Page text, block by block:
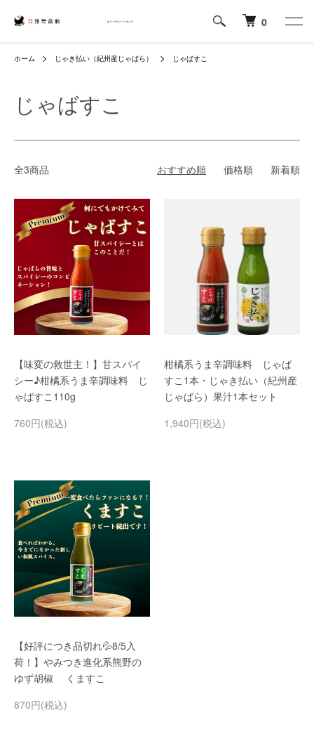
0
ホーム じゃき払い（紀州産じゃばら） じゃばすこ
じゃばすこ
全3商品 おすすめ順 価格順 新着順
【味変の救世主！】甘スパイ
シー♪柑橘系うま辛調味料 じ
ゃばすこ110g
760円(税込)
柑橘系うま辛調味料 じゃば
すこ1本・じゃき払い（紀州産
じゃばら）果汁1本セット
1,940円(税込)
【好評につき品切れ💦8/5入
荷！】やみつき進化系熊野の
ゆず胡椒 くますこ
870円(税込)